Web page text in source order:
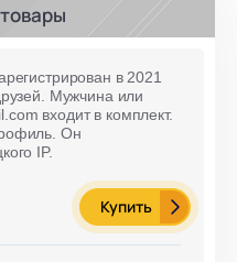
в 2021
Мужчина или
входит в комплект.
Он
IP.
Купить